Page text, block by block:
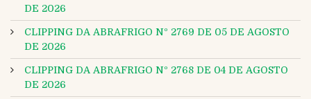
DE 2026
CLIPPING DA ABRAFRIGO Nº 2769 DE 05 DE AGOSTO
DE 2026
CLIPPING DA ABRAFRIGO Nº 2768 DE 04 DE AGOSTO
DE 2026